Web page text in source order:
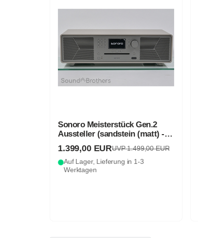
Sonoro Meisterstück Gen.2
Aussteller (sandstein (matt) -
satingrau)
1.399,00 EURUVP 1.499,00 EUR
Auf Lager, Lieferung in 1-3
Werktagen